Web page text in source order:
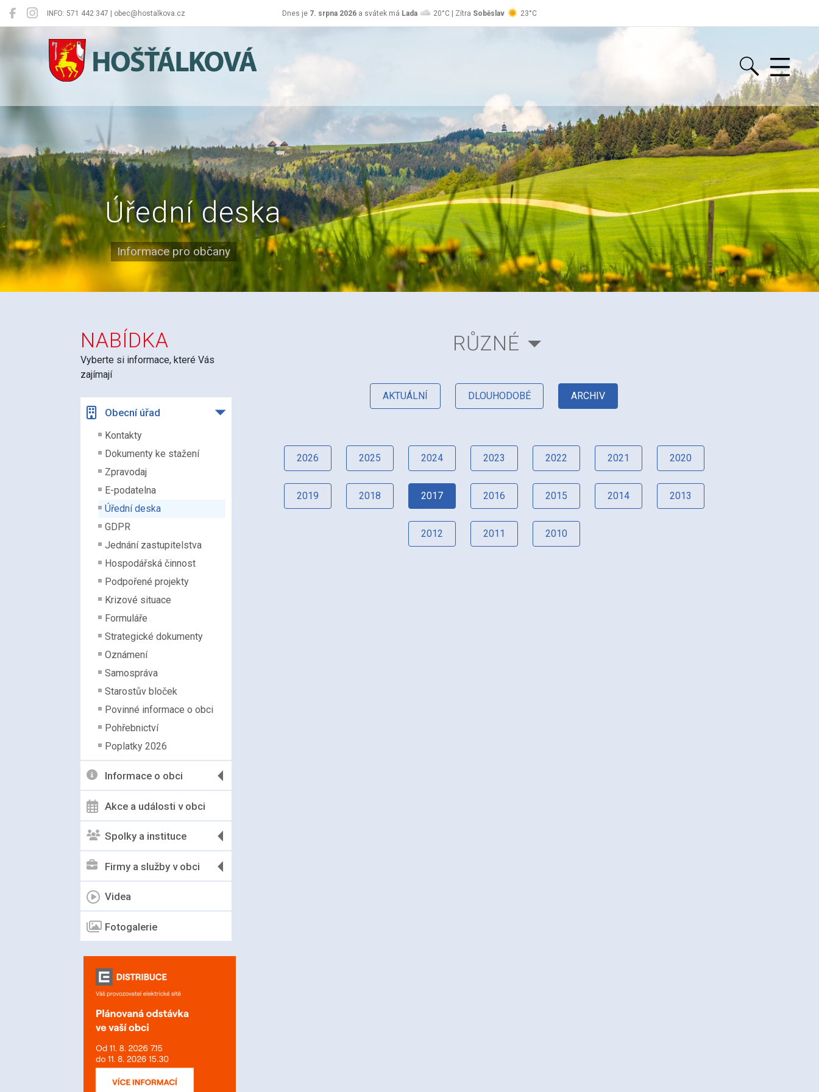
INFO: 571 442 347 | obec@hostalkova.cz Dnes je 7. srpna 2026 a svátek má Lada 20°C | Zítra Soběslav 23°C
Hošťálková
Úřední deska
Informace pro občany
NABÍDKA
Vyberte si informace, které Vás
zajímají
Obecní úřad
Kontakty
Dokumenty ke stažení
Zpravodaj
E-podatelna
Úřední deska
GDPR
Jednání zastupitelstva
Hospodářská činnost
Podpořené projekty
Krizové situace
Formuláře
Strategické dokumenty
Oznámení
Samospráva
Starostův bloček
Povinné informace o obci
Pohřebnictví
Poplatky 2026
Informace o obci
Akce a události v obci
Spolky a instituce
Firmy a služby v obci
Videa
Fotogalerie
RŮZNÉ
AKTUÁLNÍ DLOUHODOBÉ ARCHIV
2026 2025 2024 2023 2022 2021 2020
2019 2018 2017 2016 2015 2014 2013
2012 2011 2010